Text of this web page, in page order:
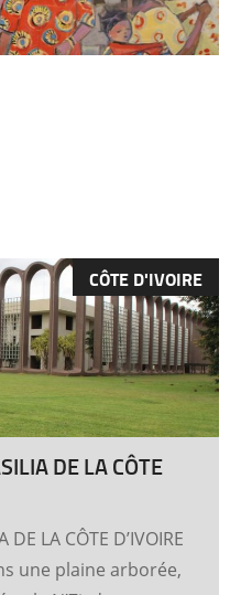
CÔTE D'IVOIRE
DE LA CÔTE
DE LA CÔTE D’IVOIRE
une plaine arborée,